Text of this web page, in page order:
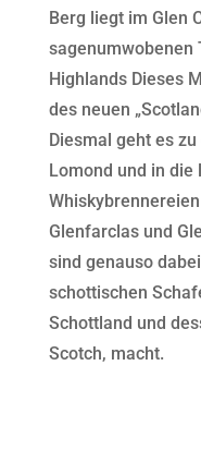
Berg liegt im Glen
sagenumwobenen
Highlands Dieses
des neuen
Diesmal geht es
Lomond und in die
Glenfarclas und
sind genauso
schottischen
Schottland und
Scotch, macht.